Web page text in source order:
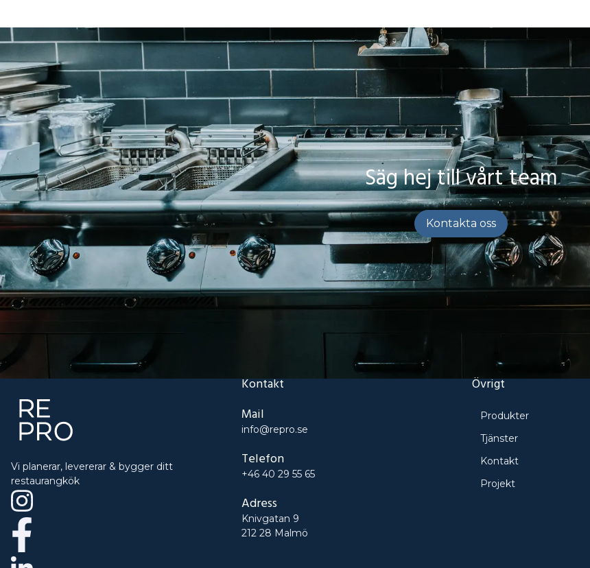
Säg hej till vårt team
Kontakta oss
Vi planerar, levererar & bygger ditt
restaurangkök
Kontakt
Mail
info@repro.se
Telefon
+46 40 29 55 65
Adress
Knivgatan 9
212 28 Malmö
Övrigt
Produkter
Tjänster
Kontakt
Projekt